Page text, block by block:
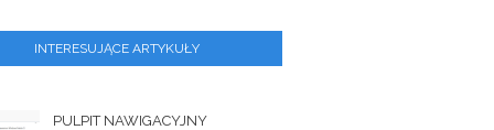
INTERESUJĄCE ARTYKUŁY
PULPIT NAWIGACYJNY